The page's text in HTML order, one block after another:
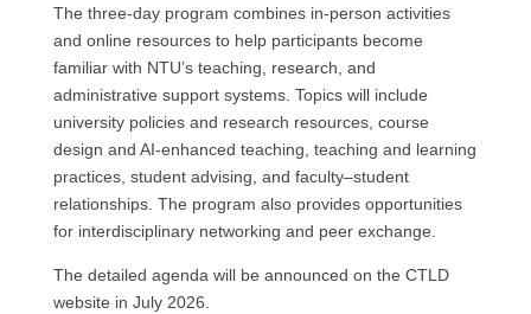
The three-day program combines in-person activities
and online resources to help participants become
familiar with NTU’s teaching, research, and
administrative support systems. Topics will include
university policies and research resources, course
design and AI-enhanced teaching, teaching and learning
practices, student advising, and faculty–student
relationships. The program also provides opportunities
for interdisciplinary networking and peer exchange.
The detailed agenda will be announced on the CTLD
website in July 2026.